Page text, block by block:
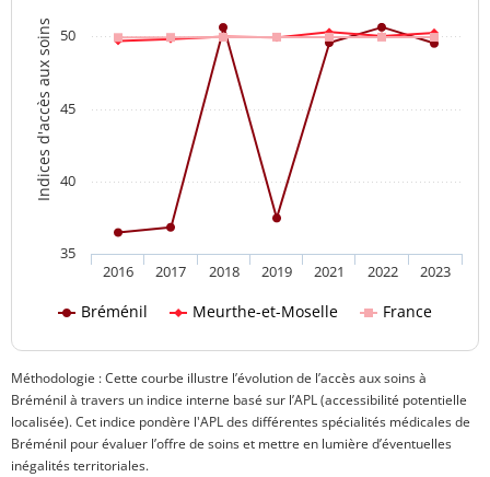
Indices d'accès aux soins
Bréménil Meurthe-et-Moselle France
2016 2017 2018 2019 2021 2022 2023
35
40
45
50
Méthodologie : Cette courbe illustre l’évolution de l’accès aux soins à
Bréménil à travers un indice interne basé sur l’APL (accessibilité potentielle
localisée). Cet indice pondère l'APL des différentes spécialités médicales de
Bréménil pour évaluer l’offre de soins et mettre en lumière d’éventuelles
inégalités territoriales.